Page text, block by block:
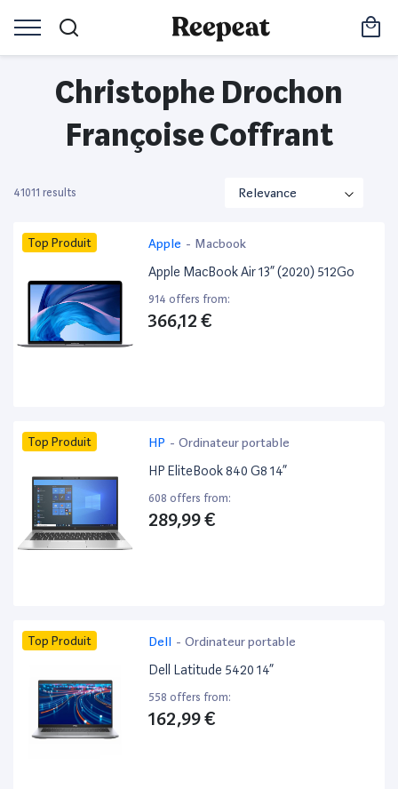
Christophe Drochon
Françoise Coffrant
41011 results
Top Produit Apple - Macbook
Apple MacBook Air 13” (2020) 512Go
914 offers from:
366,12 €
Top Produit HP - Ordinateur portable
HP EliteBook 840 G8 14”
608 offers from:
289,99 €
Top Produit Dell - Ordinateur portable
Dell Latitude 5420 14”
558 offers from:
162,99 €